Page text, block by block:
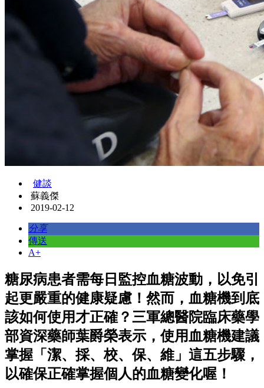
健談
蘇義傑
2019-02-12
分享
傳送
A+
糖尿病患者需每日監控血糖波動，以免引
起更嚴重的健康疑慮！然而，血糖機到底
該如何使用才正確？三軍總醫院臨床藥學
部資深藥師葉爵榮表示，使用血糖機建議
掌握「 潔、採、校、保、維」這五步驟，
以確保正確掌握個人的血糖變化喔！